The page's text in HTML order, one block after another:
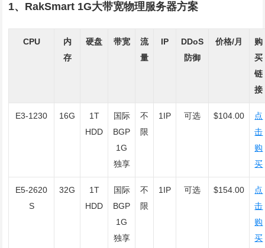
1、RakSmart 1G大带宽物理服务器方案
CPU
内
存
硬盘 带宽
流
量
IP
DDoS
防御
价格/月
购
买
链
接
E3-1230 16G
1T
HDD
国际
BGP
1G
独享
不
限
1IP 可选 $104.00
点
击
购
买
E5-2620
S
32G
1T
HDD
国际
BGP
1G
独享
不
限
1IP 可选 $154.00
点
击
购
买